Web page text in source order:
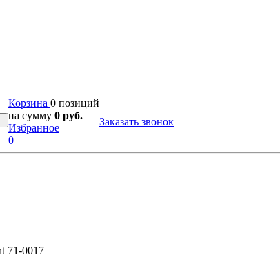
Корзина 0 позиций
на сумму 0 руб.
Избранное
0
Заказать звонок
71-0017